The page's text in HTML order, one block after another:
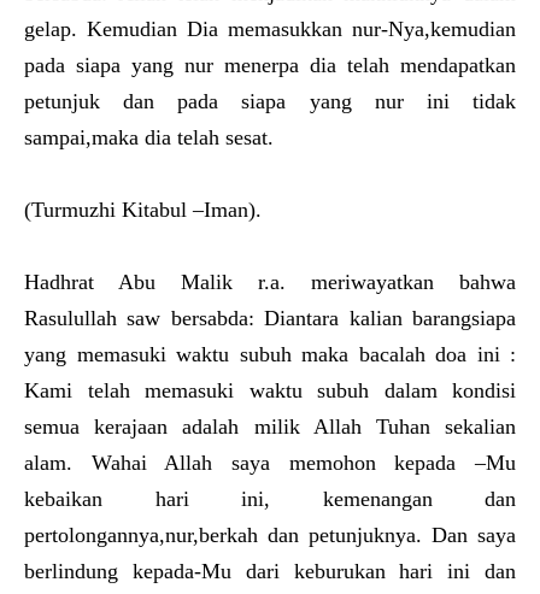
gelap. Kemudian Dia memasukkan nur-Nya,kemudian
pada siapa yang nur menerpa dia telah mendapatkan
petunjuk dan pada siapa yang nur ini tidak
sampai,maka dia telah sesat.
(Turmuzhi Kitabul –Iman).
Hadhrat Abu Malik r.a. meriwayatkan bahwa
Rasulullah saw bersabda: Diantara kalian barangsiapa
yang memasuki waktu subuh maka bacalah doa ini :
Kami telah memasuki waktu subuh dalam kondisi
semua kerajaan adalah milik Allah Tuhan sekalian
alam. Wahai Allah saya memohon kepada –Mu
kebaikan hari ini, kemenangan dan
pertolongannya,nur,berkah dan petunjuknya. Dan saya
berlindung kepada-Mu dari keburukan hari ini dan